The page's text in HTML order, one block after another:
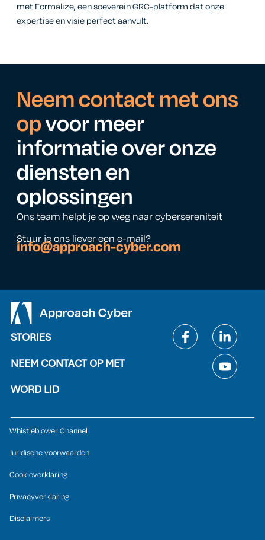
met Formalize, een soeverein GRC-platform dat onze
expertise en visie perfect aanvult.
Neem contact met ons
opvoor meer
informatie over onze
diensten en
oplossingen
Ons team helpt je op weg naar cybersereniteit
Stuur je ons liever een e-mail?
info@approach-cyber.com
STORIES
NEEM CONTACT OP MET
WORD LID
Whistleblower Channel
Juridische voorwaarden
Cookieverklaring
Privacyverklaring
Disclaimers